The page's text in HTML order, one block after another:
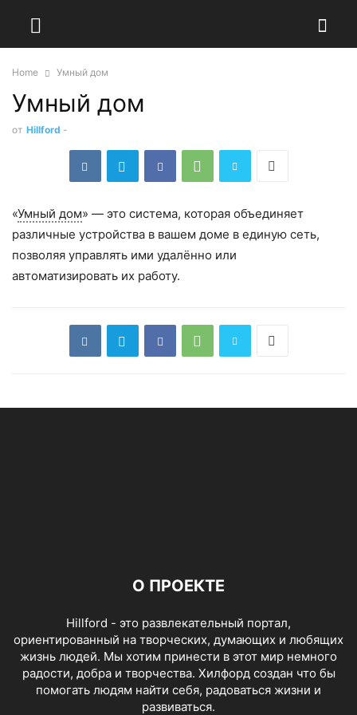
Home Умный дом
Умный дом
от Hillford -
«Умный дом» — это система, которая объединяет
различные устройства в вашем доме в единую сеть,
позволяя управлять ими удалённо или
автоматизировать их работу.
О ПРОЕКТЕ
Hillford - это развлекательный портал,
ориентированный на творческих, думающих и любящих
жизнь людей. Мы хотим принести в этот мир немного
радости, добра и творчества. Хилфорд создан что бы
помогать людям найти себя, радоваться жизни и
развиваться.